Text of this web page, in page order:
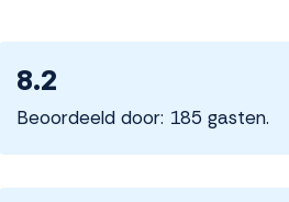
8.2
Beoordeeld door: 185 gasten.